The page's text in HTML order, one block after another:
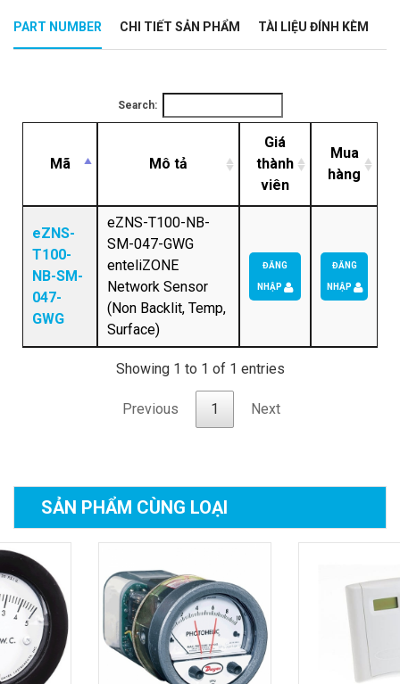
PART NUMBER CHI TIẾT SẢN PHẨM TÀI LIỆU ĐÍNH KÈM
Search:
Mã Mô tả
Giá
thành
viên
Mua
hàng
eZNS-
T100-
NB-SM-
047-
GWG
eZNS-T100-NB-
SM-047-GWG
enteliZONE
Network Sensor
(Non Backlit, Temp,
Surface)
ĐĂNG
NHẬP
ĐĂNG
NHẬP
Showing 1 to 1 of 1 entries
Previous 1 Next
SẢN PHẨM CÙNG LOẠI